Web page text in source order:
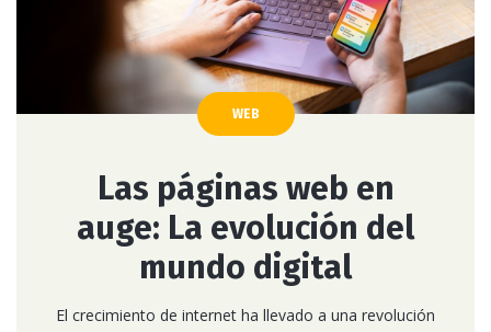
WEB
Las páginas web en
auge: La evolución del
mundo digital
El crecimiento de internet ha llevado a una revolución